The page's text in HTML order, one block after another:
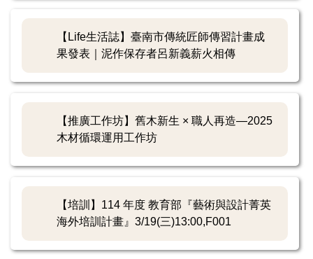
【Life生活誌】臺南市傳統匠師傳習計畫成
果發表｜泥作保存者呂新義薪火相傳
【推廣工作坊】舊木新生 × 職人再造—2025
木材循環運用工作坊
【培訓】114 年度 教育部『藝術與設計菁英
海外培訓計畫』3/19(三)13:00,F001